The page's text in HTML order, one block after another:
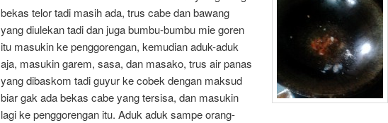
bekas telor tadi masih ada, trus cabe dan bawang
yang diulekan tadi dan juga bumbu-bumbu mie goren
itu masukin ke penggorengan, kemudian aduk-aduk
aja, masukin garem, sasa, dan masako, trus air panas
yang dibaskom tadi guyur ke cobek dengan maksud
biar gak ada bekas cabe yang tersisa, dan masukin
lagi ke penggorengan itu. Aduk aduk sampe orang-